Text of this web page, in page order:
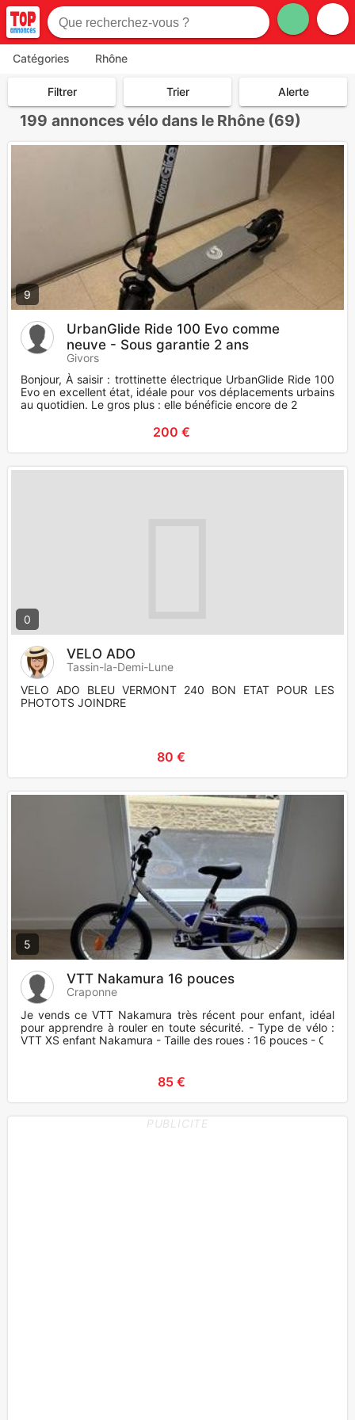
Catégories Rhône
Filtrer Trier Alerte
199 annonces vélo dans le Rhône (69)
9
UrbanGlide Ride 100 Evo comme
neuve - Sous garantie 2 ans
Givors
Bonjour, À saisir : trottinette électrique UrbanGlide Ride 100
Evo en excellent état, idéale pour vos déplacements urbains
au quotidien. Le gros plus : elle bénéficie encore de 2
200 €
0
VELO ADO
Tassin-la-Demi-Lune
VELO ADO BLEU VERMONT 240 BON ETAT POUR LES
PHOTOTS JOINDRE
80 €
5
VTT Nakamura 16 pouces
Craponne
Je vends ce VTT Nakamura très récent pour enfant, idéal
pour apprendre à rouler en toute sécurité. - Type de vélo :
VTT XS enfant Nakamura - Taille des roues : 16 pouces - Co
85 €
PUBLICITE